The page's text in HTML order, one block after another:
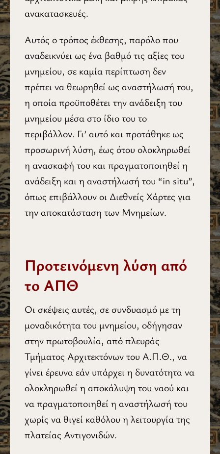
ανακατασκευές.
Αυτός ο τρόπος έκθεσης, παρόλο που
αναδεικνύει ως ένα βαθμό τις αξίες του
μνημείου, σε καμία περίπτωση δεν
πρέπει να θεωρηθεί ως αναστήλωσή του,
η οποία προϋποθέτει την ανάδειξη του
μνημείου μέσα στο ίδιο του το
περιβάλλον. Γι’ αυτό και προτάθηκε ως
προσωρινή λύση, έως ότου ολοκληρωθεί
η ανασκαφή του και πραγματοποιηθεί η
ανάδειξη και η αναστήλωσή του “in situ”,
όπως επιβάλλουν οι Διεθνείς Χάρτες για
την αποκατάσταση των Μνημείων.
Προτεινόμενη λύση από
το ΑΠΘ
Οι σκέψεις αυτές, σε συνδυασμό με τη
μοναδικότητα του μνημείου, οδήγησαν
στην πρωτοβουλία, από πλευράς
Τμήματος Αρχιτεκτόνων του Α.Π.Θ., να
γίνει έρευνα εάν υπάρχει η δυνατότητα να
ολοκληρωθεί η αποκάλυψη του ναού και
να πραγματοποιηθεί η αναστήλωσή του
χωρίς να θιγεί καθόλου η λειτουργία της
πλατείας Αντιγονιδών.